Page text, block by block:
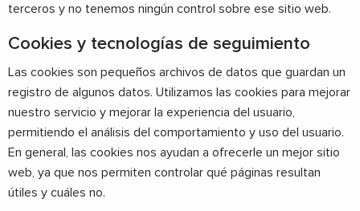
terceros y no tenemos ningún control sobre ese sitio web.
Cookies y tecnologías de seguimiento
Las cookies son pequeños archivos de datos que guardan un
registro de algunos datos. Utilizamos las cookies para mejorar
nuestro servicio y mejorar la experiencia del usuario,
permitiendo el análisis del comportamiento y uso del usuario.
En general, las cookies nos ayudan a ofrecerle un mejor sitio
web, ya que nos permiten controlar qué páginas resultan
útiles y cuáles no.